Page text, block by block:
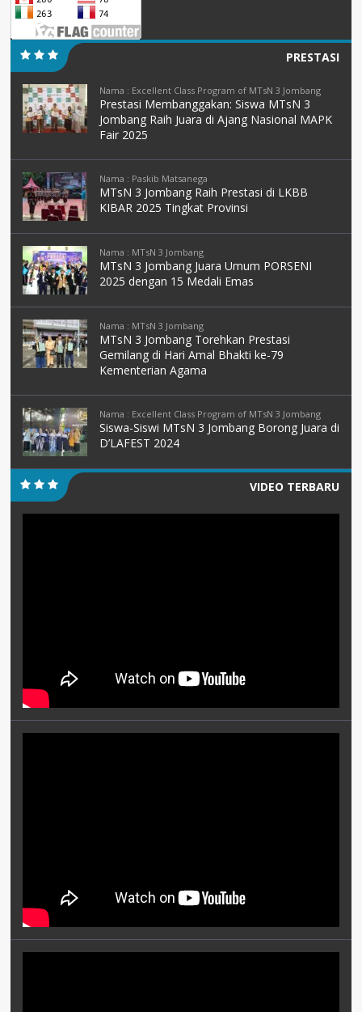
PRESTASI
Nama : Excellent Class Program of MTsN 3 Jombang
Prestasi Membanggakan: Siswa MTsN 3
Jombang Raih Juara di Ajang Nasional MAPK
Fair 2025
Nama : Paskib Matsanega
MTsN 3 Jombang Raih Prestasi di LKBB
KIBAR 2025 Tingkat Provinsi
Nama : MTsN 3 Jombang
MTsN 3 Jombang Juara Umum PORSENI
2025 dengan 15 Medali Emas
Nama : MTsN 3 Jombang
MTsN 3 Jombang Torehkan Prestasi
Gemilang di Hari Amal Bhakti ke-79
Kementerian Agama
Nama : Excellent Class Program of MTsN 3 Jombang
Siswa-Siswi MTsN 3 Jombang Borong Juara di
D’LAFEST 2024
VIDEO TERBARU